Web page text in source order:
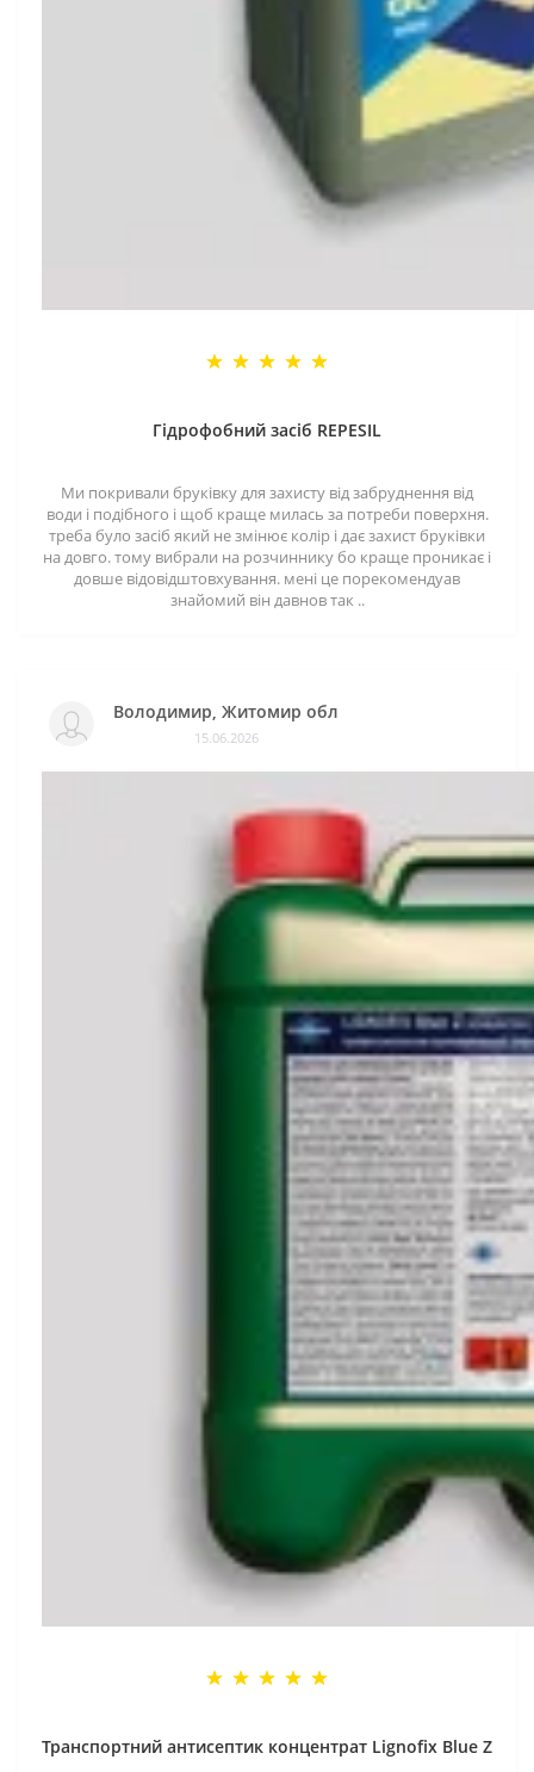
Гідрофобний засіб REPESIL
Ми покривали бруківку для захисту від забруднення від
води і подібного і щоб краще милась за потреби поверхня.
треба було засіб який не змінює колір і дає захист бруківки
на довго. тому вибрали на розчиннику бо краще проникає і
довше відовідштовхування. мені це порекомендуав
знайомий він давнов так ..
Володимир, Житомир обл
15.06.2026
Транспортний антисептик концентрат Lignofix Blue Z